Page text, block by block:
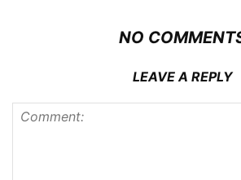
NO
LEAVE A REPLY